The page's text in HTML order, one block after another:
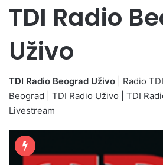
TDI Radio
Uživo
TDI Radio Beograd Uživo | Radio
Beograd | TDI Radio Uživo | TDI
Livestream